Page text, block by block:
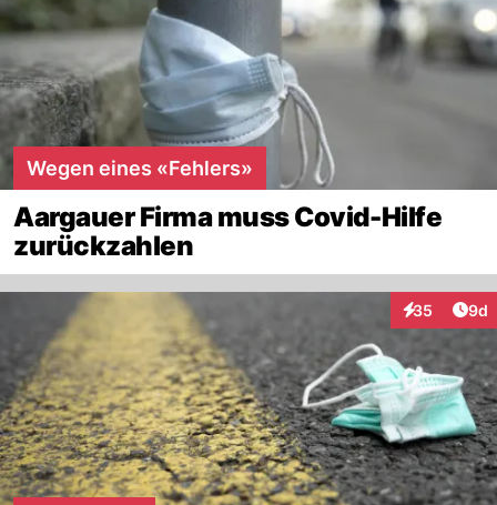
Wegen eines «Fehlers»
Aargauer Firma muss Covid-Hilfe
zurückzahlen
35
Interaktionen
9d